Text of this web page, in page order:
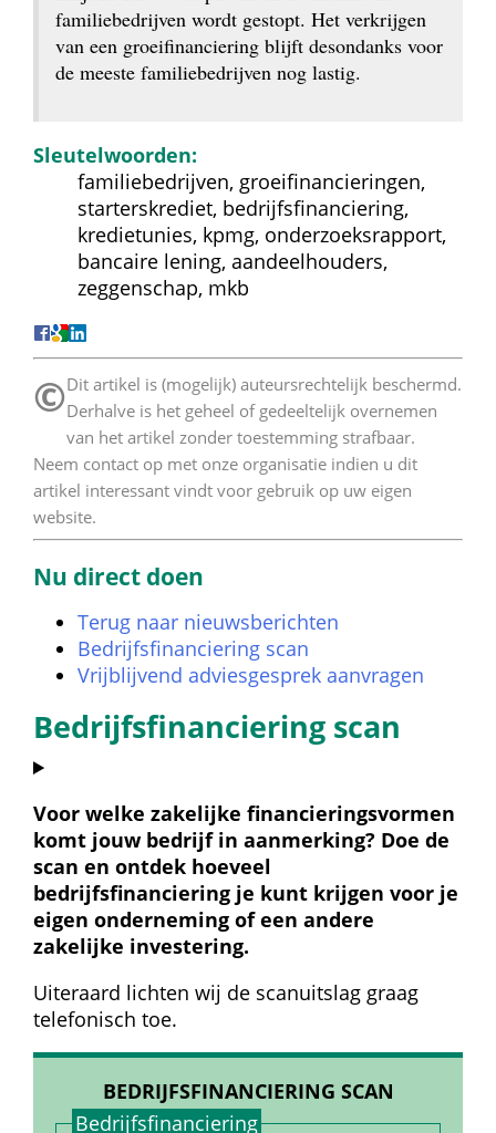
familiebedrijven wordt gestopt. Het verkrijgen
van een groeifinanciering blijft desondanks voor
de meeste familiebedrijven nog lastig.
Sleutelwoorden:
familiebedrijven, groeifinancieringen,
starterskrediet, bedrijfsfinanciering,
kredietunies, kpmg, onderzoeksrapport,
bancaire lening, aandeelhouders,
zeggenschap, mkb
© Dit artikel is (mogelijk) auteursrechtelijk beschermd.
Derhalve is het geheel of gedeeltelijk overnemen
van het artikel zonder toestemming strafbaar.
Neem contact op met onze organisatie indien u dit
artikel interessant vindt voor gebruik op uw eigen
website.
Nu direct doen
Terug naar nieuwsberichten
Bedrijfsfinanciering scan
Vrijblijvend adviesgesprek aanvragen
Bedrijfsfinanciering scan
Voor welke zakelijke financieringsvormen
komt jouw bedrijf in aanmerking? Doe de
scan en ontdek hoeveel
bedrijfsfinanciering je kunt krijgen voor je
eigen onderneming of een andere
zakelijke investering.
Uiteraard lichten wij de scanuitslag graag
telefonisch toe.
BEDRIJFSFINANCIERING SCAN
Bedrijfs­financiering